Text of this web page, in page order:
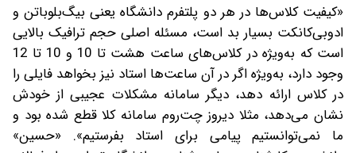
«کیفیت کلاس‌ها در هر دو پلتفرم دانشگاه یعنی بیگ‌بلوباتن و
ادوبی‌کانکت بسیار بد است، مسئله اصلی حجم ترافیک بالایی‌
است که به‌ویژه در کلاس‌های ساعت هشت تا 10 و 10 تا 12
وجود دارد، به‌ویژه اگر در آن ساعت‌ها استاد نیز بخواهد فایلی را
در کلاس ارائه دهد، دیگر سامانه مشکلات عجیبی از خودش
نشان می‌دهد، مثلا دیروز چت‌روم سامانه کلا قطع شده بود و
ما نمی‌توانستیم پیامی برای استاد بفرستیم». «حسین»